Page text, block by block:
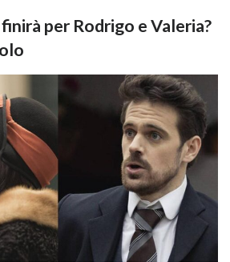
per Rodrigo e Valeria?